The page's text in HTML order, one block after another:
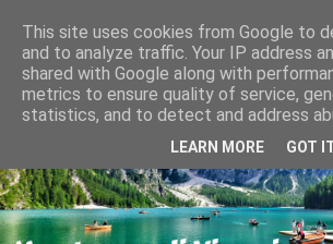
This site uses cookies from Google to
and to analyze traffic. Your IP address
shared with Google along with
metrics to ensure quality of service,
statistics, and to detect and address
LEARN MORE GOT